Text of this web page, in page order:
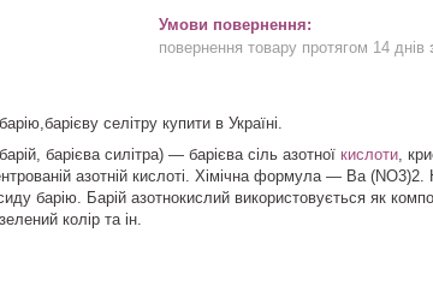
повернення товару протягом 14 днів
селітру купити в Україні.
барієва силітра) — барієва сіль азотної кислоти ,
азотній кислоті. Хімічна формула — Ba
барію. Барій азотнокислий використовується як
колір та ін.